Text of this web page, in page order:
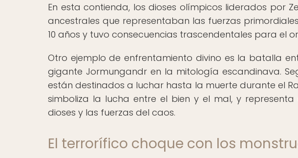
En esta contienda, los dioses olímpicos liderados por
ancestrales que representaban las fuerzas
10 años y tuvo consecuencias trascendentales para el
Otro ejemplo de enfrentamiento divino es la batalla
gigante Jormungandr en la mitología escandinava.
están destinados a luchar hasta la muerte durante el
simboliza la lucha entre el bien y el mal, y
dioses y las fuerzas del caos.
El terrorífico choque con los